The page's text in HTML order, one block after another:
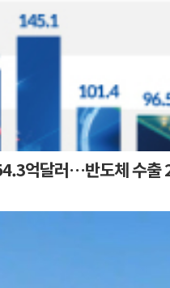
억달러…반도체 수출